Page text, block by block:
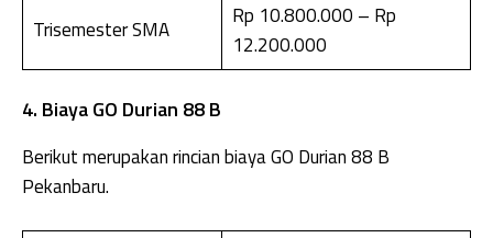
Trisemester SMA
Rp 10.800.000 – Rp
12.200.000
4. Biaya GO Durian 88 B
Berikut merupakan rincian biaya GO Durian 88 B
Pekanbaru.